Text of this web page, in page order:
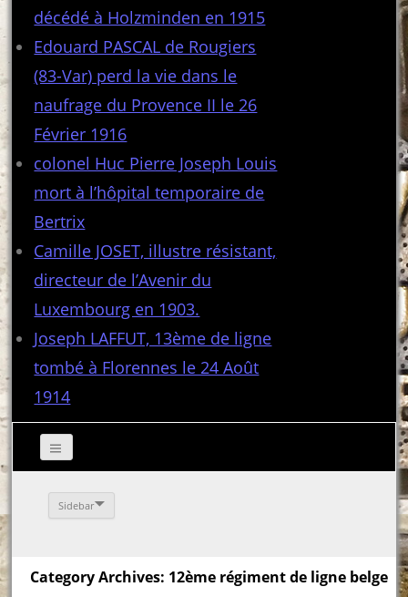
décédé à Holzminden en 1915
Edouard PASCAL de Rougiers
(83-Var) perd la vie dans le
naufrage du Provence II le 26
Février 1916
colonel Huc Pierre Joseph Louis
mort à l’hôpital temporaire de
Bertrix
Camille JOSET, illustre résistant,
directeur de l’Avenir du
Luxembourg en 1903.
Joseph LAFFUT, 13ème de ligne
tombé à Florennes le 24 Août
1914
Sidebar
Category Archives: 12ème régiment de ligne belge